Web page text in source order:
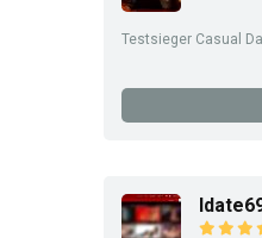
Testsieger Casual